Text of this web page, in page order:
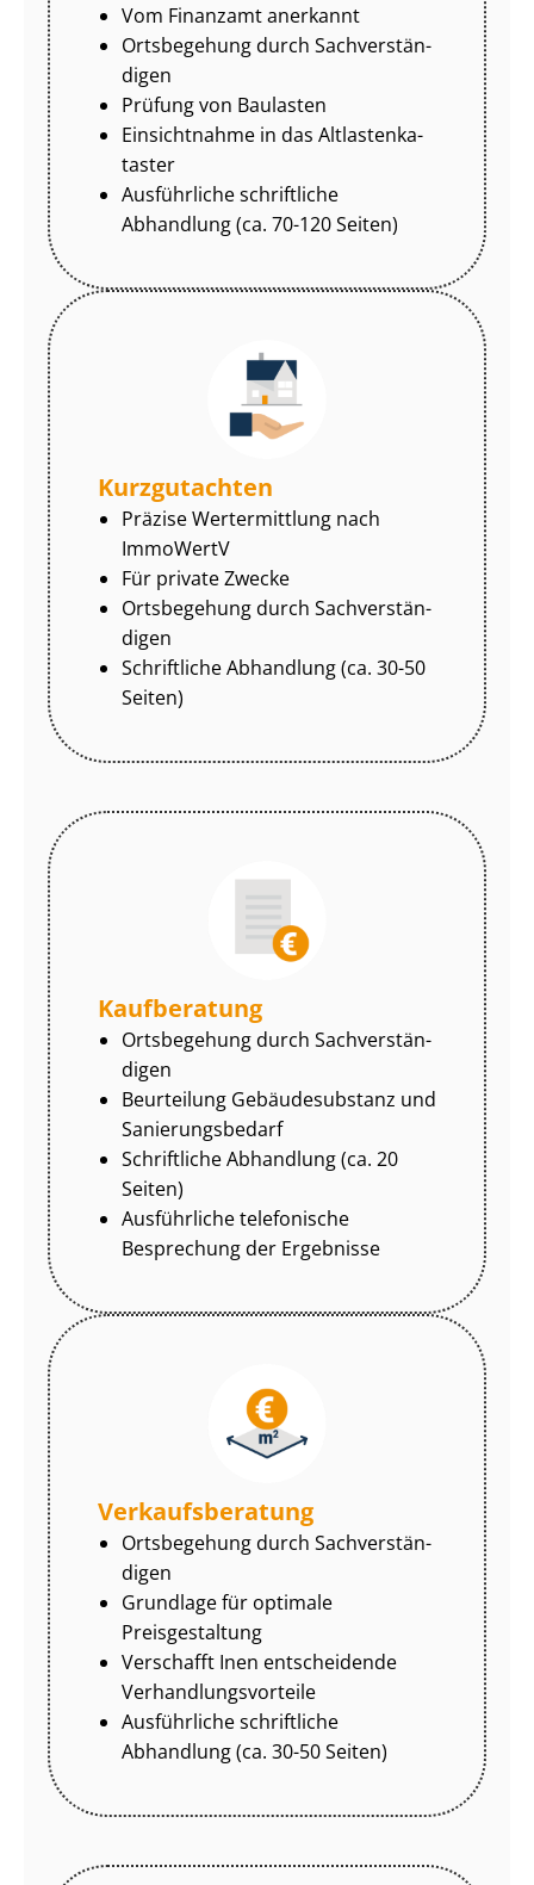
Vom Finanzamt anerkannt
Ortsbegehung durch Sach­ver­stän­
di­gen
Prüfung von Baulasten
Einsichtnahme in das Alt­las­ten­ka­
tas­ter
Ausführliche schriftliche
Abhandlung (ca. 70-120 Seiten)
Kurzgutachten
Präzise Wertermittlung nach
ImmoWertV
Für private Zwecke
Ortsbegehung durch Sach­ver­stän­
di­gen
Schriftliche Abhandlung (ca. 30-50
Seiten)
Kaufberatung
Ortsbegehung durch Sach­ver­stän­
di­gen
Beurteilung Gebäudesubstanz und
Sa­nie­rungs­be­darf
Schriftliche Abhandlung (ca. 20
Seiten)
Ausführliche telefonische
Besprechung der Ergebnisse
Ver­kaufs­be­ra­tung
Ortsbegehung durch Sach­ver­stän­
di­gen
Grundlage für optimale
Preisgestaltung
Verschafft Inen entscheidende
Ver­hand­lungs­vor­tei­le
Ausführliche schriftliche
Abhandlung (ca. 30-50 Seiten)